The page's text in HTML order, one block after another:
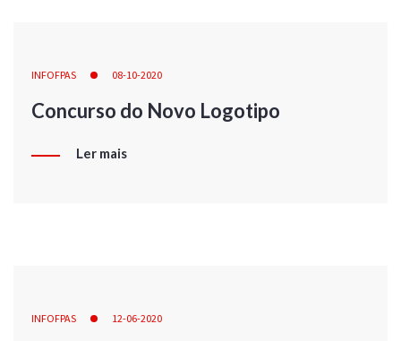
INFOFPAS 08-10-2020
Concurso do Novo Logotipo
Ler mais
INFOFPAS 12-06-2020